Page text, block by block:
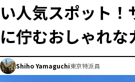
い人気スポット
に佇むおしゃれ
Shiho Yamaguchi東京特派員